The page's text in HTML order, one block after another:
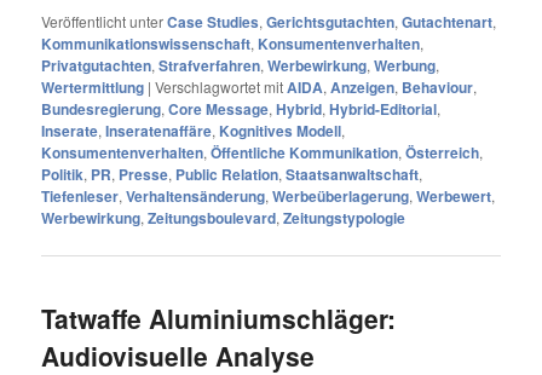
Veröffentlicht unterCase Studies,Gerichtsgutachten,Gutachtenart,
Kommunikationswissenschaft, Konsumentenverhalten,
Privatgutachten,Strafverfahren,Werbewirkung,Werbung,
Wertermittlung |Verschlagwortet mitAIDA,Anzeigen, Behaviour,
Bundesregierung,Core Message,Hybrid,Hybrid-Editorial,
Inserate,Inseratenaffäre, Kognitives Modell,
Konsumentenverhalten,Öffentliche Kommunikation,Österreich,
Politik, PR, Presse, Public Relation,Staatsanwaltschaft,
Tiefenleser,Verhaltensänderung,Werbeüberlagerung,Werbewert,
Werbewirkung,Zeitungsboulevard,Zeitungstypologie
Tatwaffe Aluminiumschläger:
Audiovisuelle Analyse